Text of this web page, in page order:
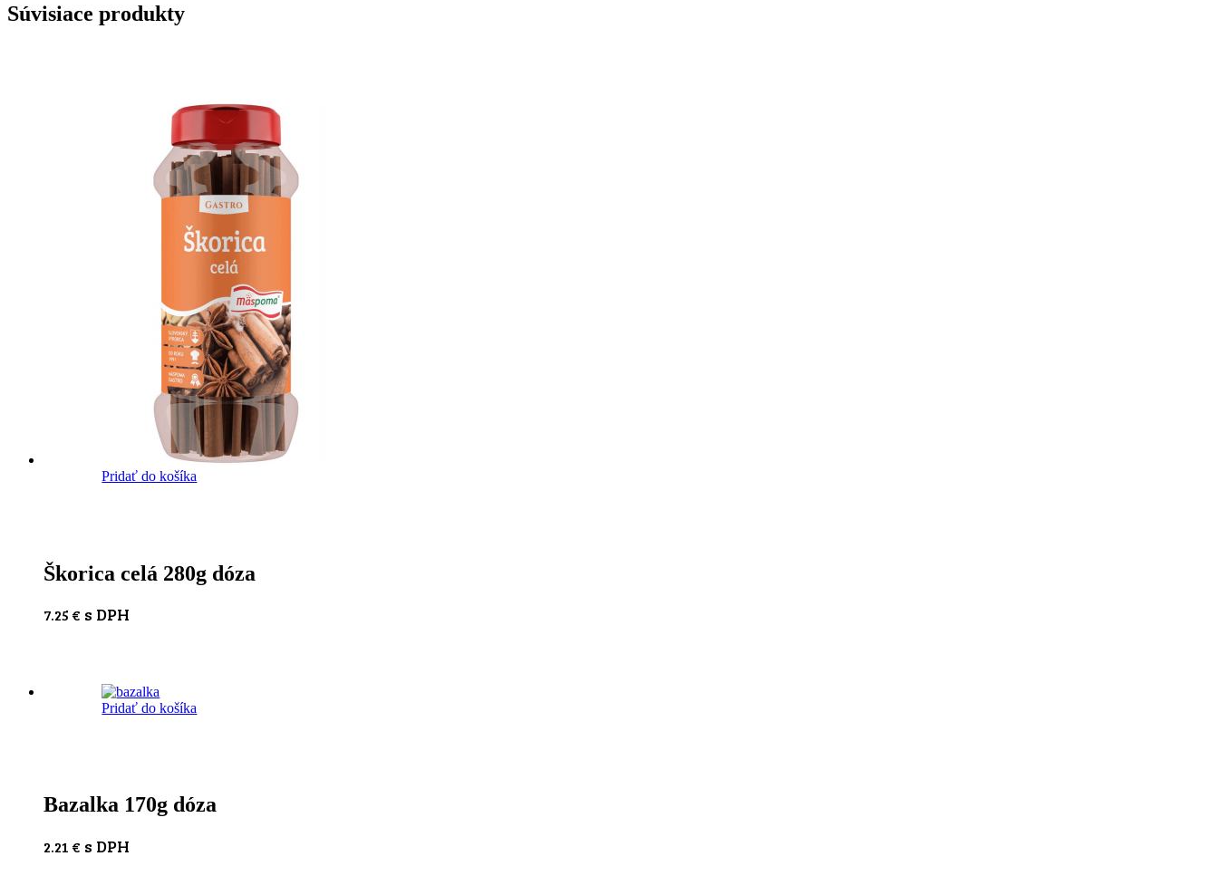
Súvisiace produkty
Pridať do košíka
Škorica celá 280g dóza
7.25 € s DPH
Pridať do košíka
Bazalka 170g dóza
2.21 € s DPH